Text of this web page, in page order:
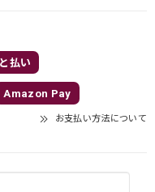
払い
Amazon Pay
お支払い方法について